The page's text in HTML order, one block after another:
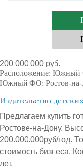
200 000 000 руб.
Расположение: Южный
Южный ФО: Ростов-
Издательство
Предлагаем купить
Ростове-на-Дону.
200.000.000руб/год.
стоимость бизнеса.
лет.